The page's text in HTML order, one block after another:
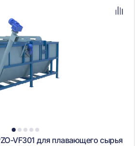
1 2 3 4 5
VF301 для плавающего сырья